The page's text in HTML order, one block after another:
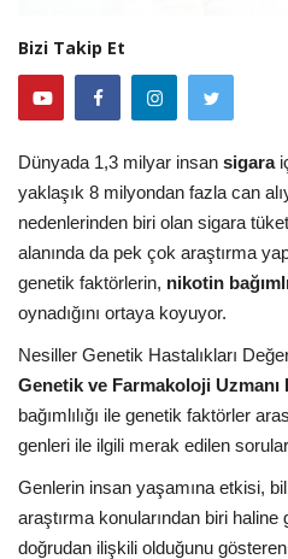
Bizi Takip Et
Dünyada 1,3 milyar insan sigara
yaklaşık 8 milyondan fazla can
nedenlerinden biri olan sigara
alanında da pek çok araştırma
genetik faktörlerin, nikotin
oynadığını ortaya koyuyor.
Nesiller Genetik Hastalıkları
Genetik ve Farmakoloji Uzmanı
bağımlılığı ile genetik faktörler
genleri ile ilgili merak edilen
Genlerin insan yaşamına etkisi,
araştırma konularından biri haline
doğrudan ilişkili olduğunu gösteren